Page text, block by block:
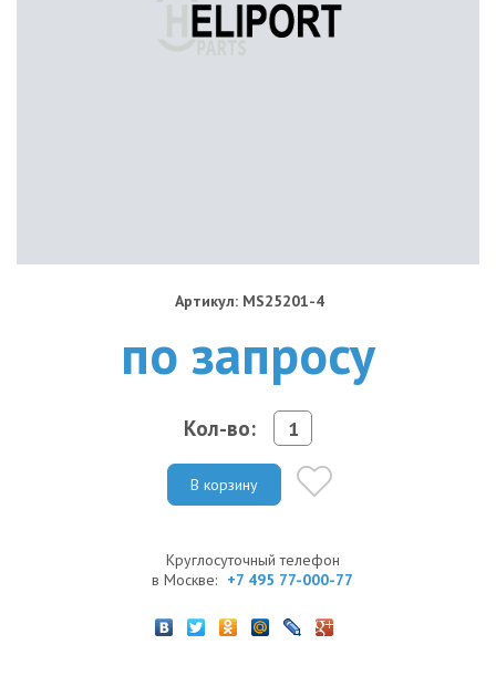
Артикул: MS25201-4
по запросу
Кол-во:
В корзину
Круглосуточный телефон
в Москве: +7 495 77-000-77